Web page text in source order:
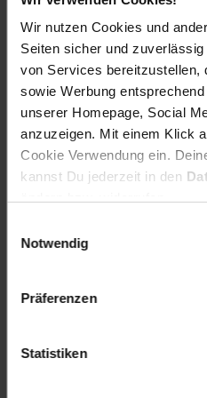
Wir nutzen Cookies und
Seiten sicher und
von Services bereitzustellen,
sowie Werbung
unserer Homepage, Social
anzuzeigen. Mit einem Klick
Cookie Verwendung ein.
kannst Du jederzeit in den
Notwendig
Präferenzen
Statistiken
Zurück zu
Fußzeile
Weitere Online-
Netto Reisen TV-